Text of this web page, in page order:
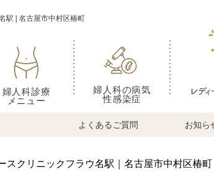
駅 | 名古屋市中村区椿町
婦人科診療
メニュー
婦人科の病気
性感染症
よくあるご質問 お知ら
クリニックフラウ名駅｜名古屋市中村区椿町